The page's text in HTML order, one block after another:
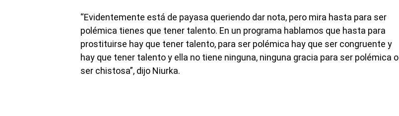
“Evidentemente está de payasa queriendo dar nota, pero mira hasta para ser
polémica tienes que tener talento. En un programa hablamos que hasta para
prostituirse hay que tener talento, para ser polémica hay que ser congruente y
hay que tener talento y ella no tiene ninguna, ninguna gracia para ser polémica o
ser chistosa”, dijo Niurka.